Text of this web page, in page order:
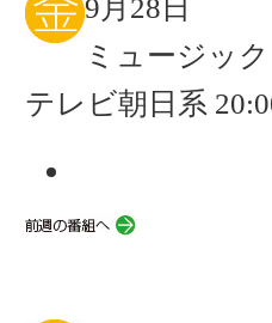
9月28日
ミュージッ
テレビ朝日系